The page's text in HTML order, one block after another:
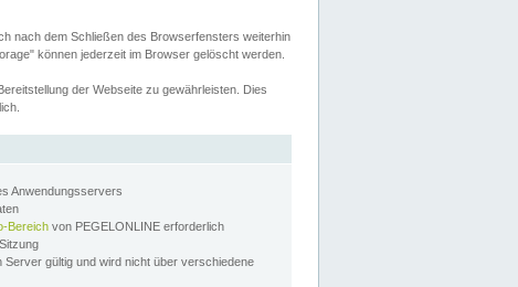
nach dem Schließen des Browserfensters weiterhin
können jederzeit im Browser gelöscht werden.
der Webseite zu gewährleisten. Dies
Anwendungsservers
Bereich von PEGELONLINE erforderlich
Server gültig und wird nicht über verschiedene